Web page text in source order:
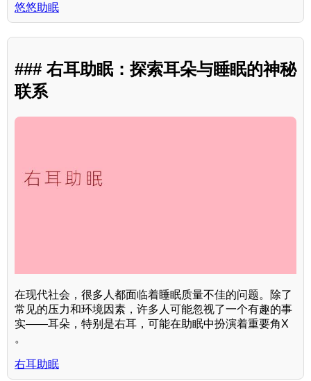
悠悠助眠
### 右耳助眠：探索耳朵与睡眠的神秘
联系
在现代社会，很多人都面临着睡眠质量不佳的问题。除了
常见的压力和环境因素，许多人可能忽视了一个有趣的事
实——耳朵，特别是右耳，可能在助眠中扮演着重要角X
。
右耳助眠